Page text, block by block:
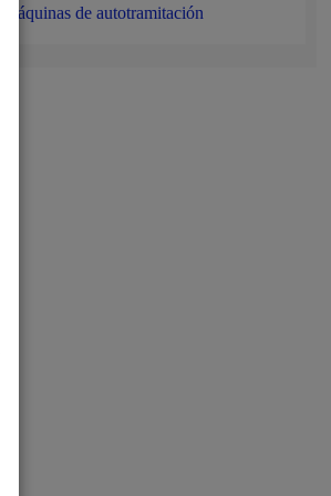
Máquinas de autotramitación